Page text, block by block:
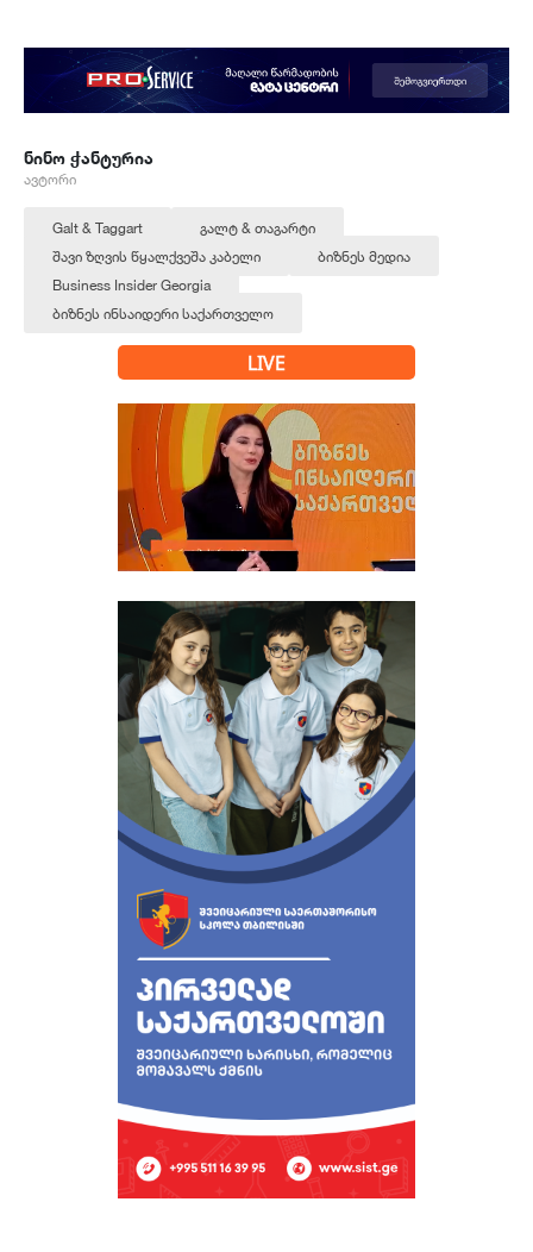
ნინო ჭანტურია
ავტორი
Galt & Taggart
გალტ & თაგარტი
შავი ზღვის წყალქვეშა კაბელი
ბიზნეს მედია
Business Insider Georgia
ბიზნეს ინსაიდერი საქართველო
LIVE